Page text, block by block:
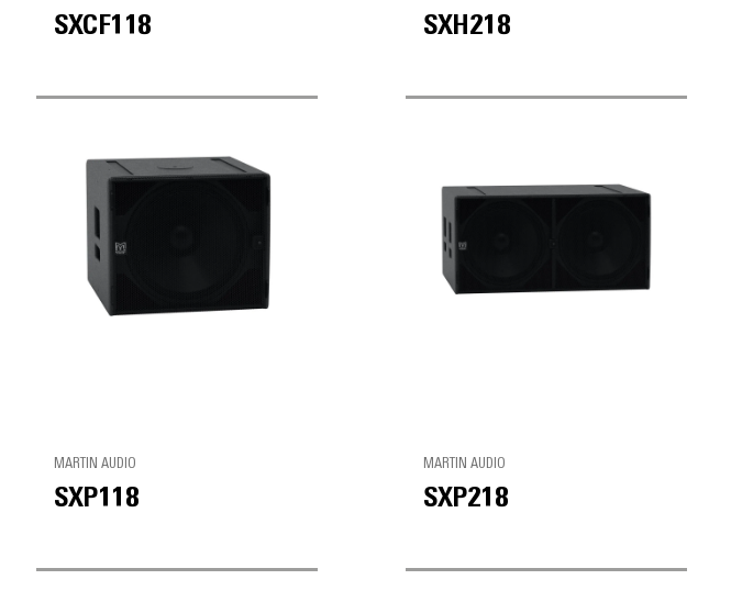
SXCF118 SXH218
MARTIN AUDIO
SXP118
MARTIN AUDIO
SXP218